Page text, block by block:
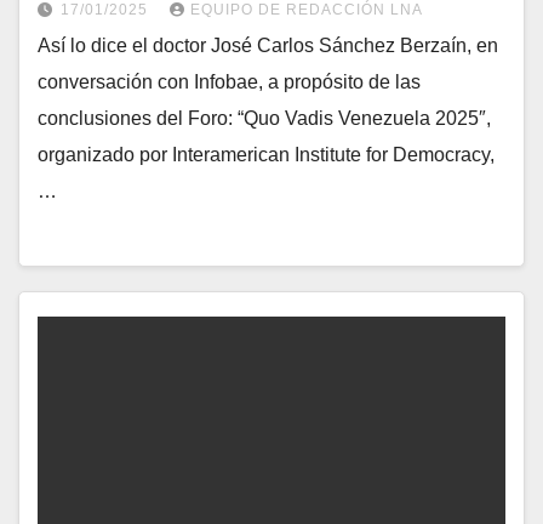
17/01/2025 EQUIPO DE REDACCIÓN LNA
Así lo dice el doctor José Carlos Sánchez Berzaín, en
conversación con Infobae, a propósito de las
conclusiones del Foro: “Quo Vadis Venezuela 2025″,
organizado por Interamerican Institute for Democracy,
…